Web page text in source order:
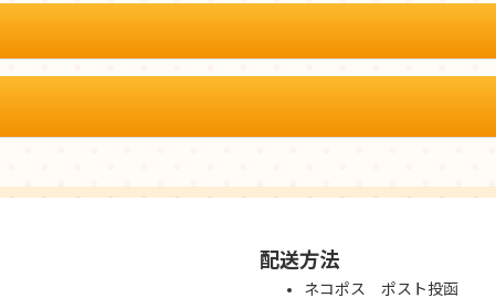
配送方法
ネコポス ポスト投函